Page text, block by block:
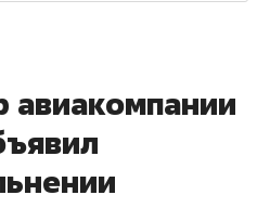
авиакомпании